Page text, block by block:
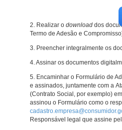
2. Realizar o download dos
Termo de Adesão e
3. Preencher integralmente os
4. Assinar os documentos
5. Encaminhar o Formulário de
e assinados, juntamente com a
(Contrato Social, por exemplo)
assinou o Formulário como o
Responsável legal que assine